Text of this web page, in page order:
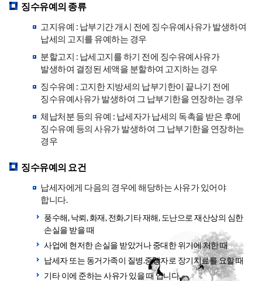
징수유예의 종류
고지유예 : 납부기간 개시 전에 징수유예사유가 발생하여
납세의 고지를 유예하는 경우
분할고지 : 납세고지를 하기 전에 징수유예사유가
발생하여 결정된 세액을 분할하여 고지하는 경우
징수유예 : 고지한 지방세의 납부기한이 끝나기 전에
징수유예사유가 발생하여 그 납부기한을 연장하는 경우
체납처분 등의 유예 : 납세자가 납세의 독촉을 받은 후에
징수유예 등의 사유가 발생하여 그 납부기한을 연장하는
경우
징수유예의 요건
납세자에게 다음의 경우에 해당하는 사유가 있어야
합니다.
풍수해, 낙뢰, 화재, 전화,기타 재해, 도난으로 재산상의 심한
손실을 받을 때
사업에 현저한 손실을 받았거나 중대한 위기에 처한 때
납세자 또는 동거가족이 질병.중상자로 장기치료를 요할 때
기타 이에 준하는 사유가 있을 때 입니다.